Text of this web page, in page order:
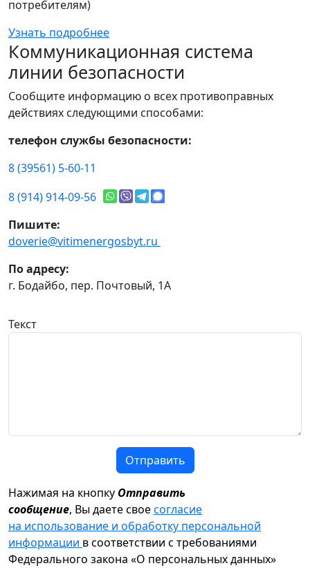
потребителям)
Узнать подробнее
Коммуникационная система
линии безопасности
Сообщите информацию о всех противоправных
действиях следующими способами:
телефон службы безопасности:
8 (39561) 5-60-11
8 (914) 914-09-56
Пишите:
doverie@vitimenergosbyt.ru
По адресу:
г. Бодайбо, пер. Почтовый, 1А
Текст
Отправить
Нажимая на кнопку Отправить
сообщение, Вы даете своесогласие
на использование и обработку персональной
информации в соответствии с требованиями
Федерального закона «О персональных данных»